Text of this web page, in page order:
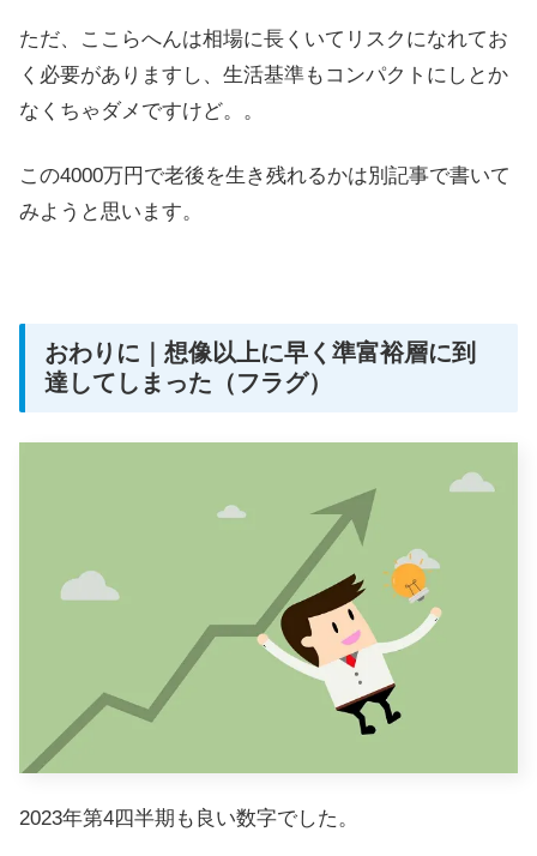
ただ、ここらへんは相場に長くいてリスクになれてお
く必要がありますし、生活基準もコンパクトにしとか
なくちゃダメですけど。。
この4000万円で老後を生き残れるかは別記事で書いて
みようと思います。
おわりに｜想像以上に早く準富裕層に到
達してしまった（フラグ）
2023年第4四半期も良い数字でした。